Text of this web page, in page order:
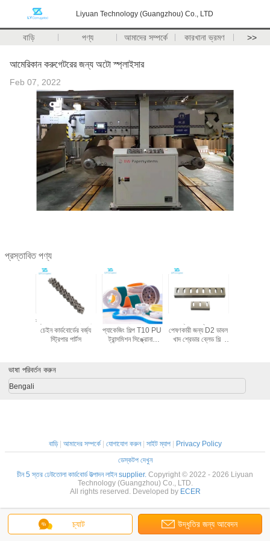
Liyuan Technology (Guangzhou) Co., LTD
বাড়ি পণ্য আমাদের সম্পর্কে কারখানা ভ্রমণ >>
আমেরিকান করুগেটরের জন্য অটো স্প্লাইসার
Feb 07, 2022
প্রস্তাবিত পণ্য
বড় চেইন/মিডল চেইন/ছোট
চেইন কার্ডবোর্ডের বর্জ্য
স্ট্রিপার পার্টস
কাস্টমাইজেশন দাঁত
প্যাকেজিং শিল্প T10 PU
ট্রান্সমিশন সিঙ্ক্রোনাস
পেষণকারী জন্য D2 ডাবল
খাদ শ্রেডার ব্লেড শিল্প
চ্যাট উদ্ধৃতির জন্য আবেদন
ভাষা পরিবর্তন করুন
Bengali
বাড়ি| আমাদের সম্পর্কে| যোগাযোগ করুন| সাইট ম্যাপ|
Privacy Policy
ডেস্কটপ দেখুন
চীন 5 স্তর ঢেউতোলা কার্ডবোর্ড উত্পাদন লাইন supplier. Copyright © 2022 - 2026 Liyuan
Technology (Guangzhou) Co., LTD.
All rights reserved. Developed by ECER